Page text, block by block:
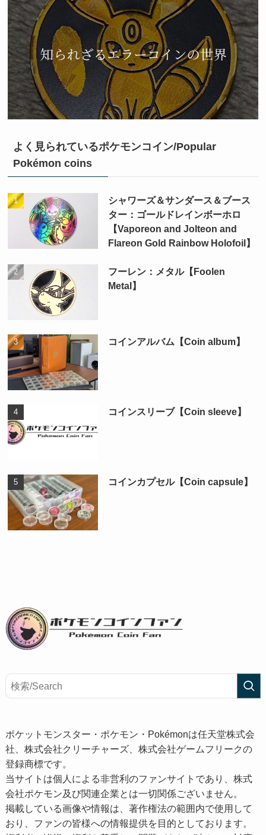
よく見られているポケモンコイン/Popular
Pokémon coins
シャワーズ＆サンダース＆ブース
ター：ゴールドレインボーホロ
【Vaporeon and Jolteon and
Flareon Gold Rainbow Holofoil】
フーレン：メタル【Foolen
Metal】
コインアルバム【Coin album】
コインスリーブ【Coin sleeve】
コインカプセル【Coin capsule】
ポケットモンスター・ポケモン・Pokémonは任天堂株式会
社、株式会社クリーチャーズ、株式会社ゲームフリークの
登録商標です。
当サイトは個人による非営利のファンサイトであり、株式
会社ポケモン及び関連企業とは一切関係ございません。
掲載している画像や情報は、著作権法の範囲内で使用して
おり、ファンの皆様への情報提供を目的としております。